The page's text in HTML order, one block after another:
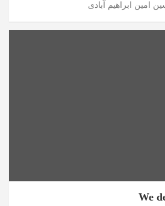
امین ابراهیم آبادی
We